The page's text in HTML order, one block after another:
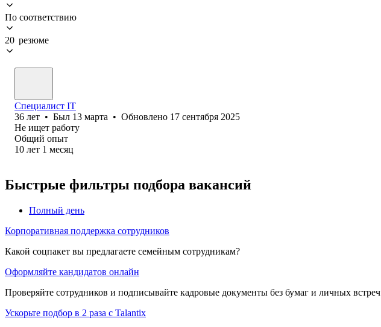
По соответствию
20 резюме
Специалист IT
36 лет • Был 13 марта • Обновлено 17 сентября 2025
Не ищет работу
Общий опыт
10 лет 1 месяц
Быстрые фильтры подбора вакансий
Полный день
Корпоративная поддержка сотрудников
Какой соцпакет вы предлагаете семейным сотрудникам?
Оформляйте кандидатов онлайн
Проверяйте сотрудников и подписывайте кадровые документы без бумаг и личных встреч
Ускорьте подбор в 2 раза с Talantix